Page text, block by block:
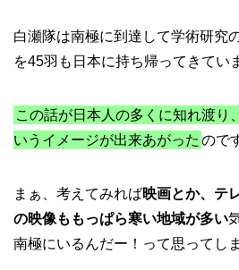
白瀬隊は南極に到達して学術研究
を45羽も日本に持ち帰ってきてい
この話が日本人の多くに知れ渡り
いうイメージが出来あがった ので
まぁ、考えてみれば映画とか、テ
の映像ももっぱら寒い地域が多い
南極にいるんだー！って思ってし